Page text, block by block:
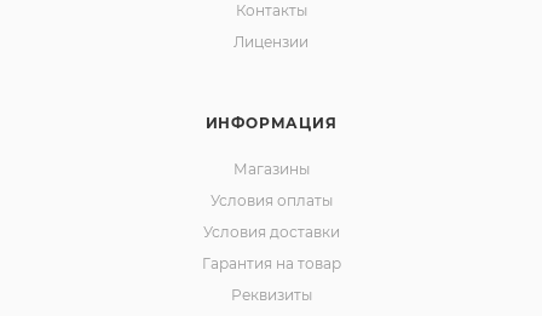
Контакты
Лицензии
ИНФОРМАЦИЯ
Магазины
Условия оплаты
Условия доставки
Гарантия на товар
Реквизиты